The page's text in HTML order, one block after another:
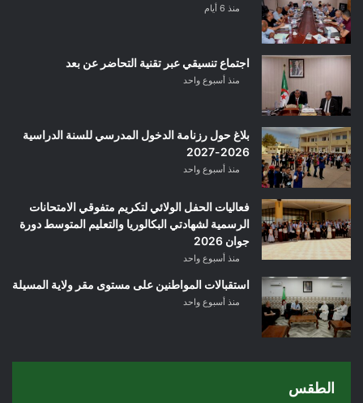
منذ 6 أيام
اجتماع تنسيقي عبر تقنية التحاضر عن بعد
منذ أسبوع واحد
بلاغ حول رزنامة الدخول المدرسي للسنة الدراسية
2026-2027
منذ أسبوع واحد
فعاليات الحفل الولائي لتكريم متفوقي الامتحانات
الرسمية لشهادتي البكالوريا والتعليم المتوسط دورة
جوان 2026
منذ أسبوع واحد
استقبالات المواطنين على مستوى مقر ولاية المسيلة
منذ أسبوع واحد
الطقس